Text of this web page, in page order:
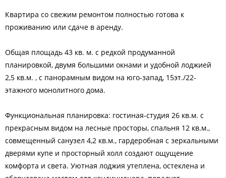
Квартира со свежим ремонтом полностью готова к
проживанию или сдаче в аренду.
Общая площадь 43 кв. м. с редкой продуманной
планировкой, двумя большими окнами и удобной лоджией
2,5 кв.м. , с панорамным видом на юго-запад, 15эт./22-
этажного монолитного дома.
Функциональная планировка: гостиная-студия 26 кв.м. с
прекрасным видом на лесные просторы, спальня 12 кв.м.,
совмещенный санузел 4,2 кв.м., гардеробная с зеркальными
дверями купе и просторный холл создают ощущение
комфорта и света. Уютная лоджия утеплена, остеклена и